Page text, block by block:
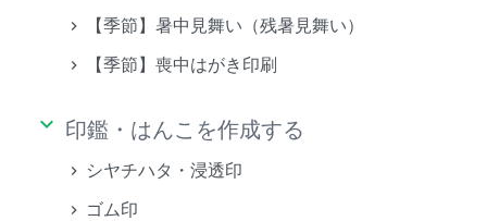
【季節】暑中見舞い（残暑見舞い）
【季節】喪中はがき印刷
keyboard_arrow_down 印鑑・はんこを作成する
シヤチハタ・浸透印
ゴム印